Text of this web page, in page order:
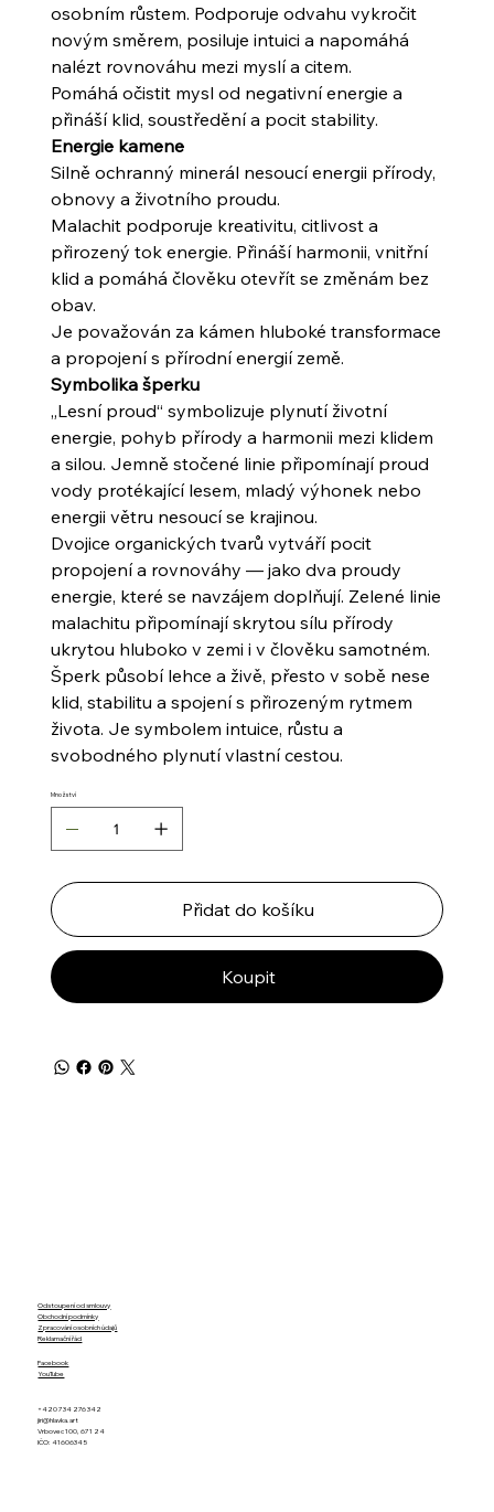
osobním růstem. Podporuje odvahu vykročit
novým směrem, posiluje intuici a napomáhá
nalézt rovnováhu mezi myslí a citem.
Pomáhá očistit mysl od negativní energie a
přináší klid, soustředění a pocit stability.
Energie kamene
Silně ochranný minerál nesoucí energii přírody,
obnovy a životního proudu.
Malachit podporuje kreativitu, citlivost a
přirozený tok energie. Přináší harmonii, vnitřní
klid a pomáhá člověku otevřít se změnám bez
obav.
Je považován za kámen hluboké transformace
a propojení s přírodní energií země.
Symbolika šperku
„Lesní proud“ symbolizuje plynutí životní
energie, pohyb přírody a harmonii mezi klidem
a silou. Jemně stočené linie připomínají proud
vody protékající lesem, mladý výhonek nebo
energii větru nesoucí se krajinou.
Dvojice organických tvarů vytváří pocit
propojení a rovnováhy — jako dva proudy
energie, které se navzájem doplňují. Zelené linie
malachitu připomínají skrytou sílu přírody
ukrytou hluboko v zemi i v člověku samotném.
Šperk působí lehce a živě, přesto v sobě nese
klid, stabilitu a spojení s přirozeným rytmem
života. Je symbolem intuice, růstu a
svobodného plynutí vlastní cestou.
Množství
Přidat do košíku
Koupit
Odstoupení od smlouvy
Obchodní podmínky
Zpracování osobních údajů
Reklamační řád
Facebook
YouTube
+420 734 276 342
jiri@hlavka.art
Vrbovec 100, 671 24
IČO: 41606345